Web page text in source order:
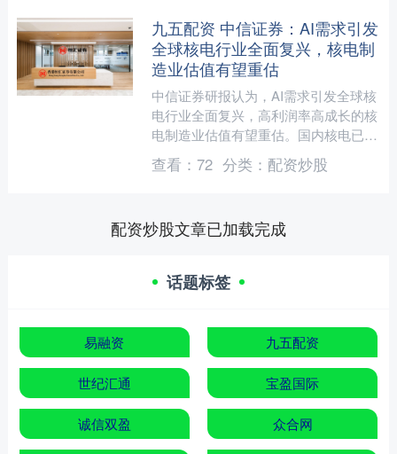
九五配资 中信证券：AI需求引发
全球核电行业全面复兴，核电制
造业估值有望重估
中信证券研报认为，AI需求引发全球核
电行业全面复兴，高利润率高成长的核
电制造业估值有望重估。国内核电已进
入常态化核准及建设高峰期，预计零部
件将于2026年起进入....
查看： 72 分类： 配资炒股
配资炒股文章已加载完成
话题标签
易融资 九五配资
世纪汇通 宝盈国际
诚信双盈 众合网